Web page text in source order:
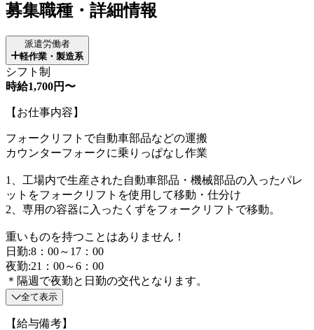
募集職種・詳細情報
派遣労働者
軽作業・製造系
シフト制
時給1,700円〜
【お仕事内容】
フォークリフトで自動車部品などの運搬
カウンターフォークに乗りっぱなし作業
1、工場内で生産された自動車部品・機械部品の入ったパレ
ットをフォークリフトを使用して移動・仕分け
2、専用の容器に入ったくずをフォークリフトで移動。
重いものを持つことはありません！
日勤:8：00～17：00
夜勤:21：00～6：00
＊隔週で夜勤と日勤の交代となります。
全て表示
【給与備考】